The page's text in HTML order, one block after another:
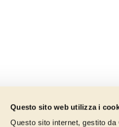
Questo sito web utilizza i
Questo sito internet, gestito